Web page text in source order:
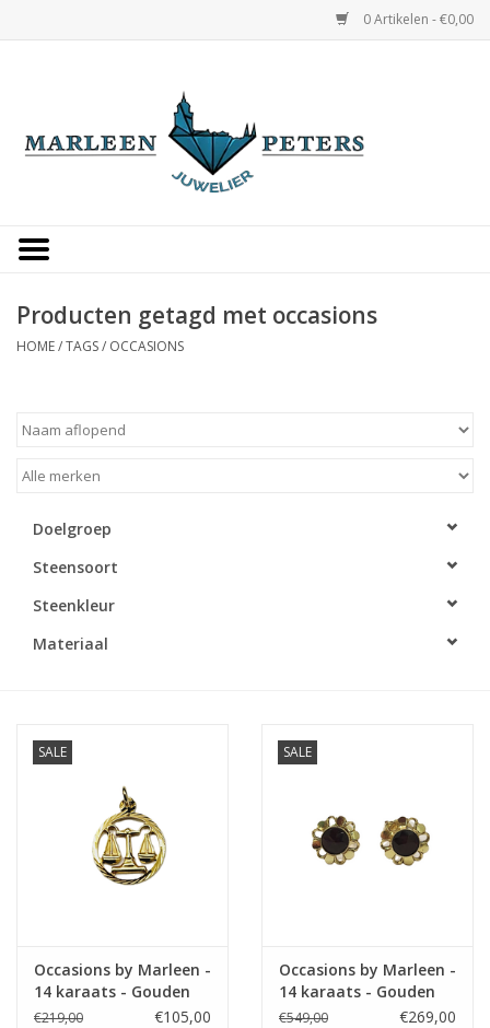
0 Artikelen - €0,00
Occasions
Overige
Merken
Cadeaukaarten
Producten getagd met occasions
HOME/TAGS/ OCCASIONS
Doelgroep
Steensoort
Steenkleur
Materiaal
SALE
Occasions by Marleen -
14 karaats - Gouden
sterrenbeeld -
€219,00 €105,00
SALE
Occasions by Marleen -
14 karaats - Gouden
oorknoppen - Granaat
€549,00 €269,00